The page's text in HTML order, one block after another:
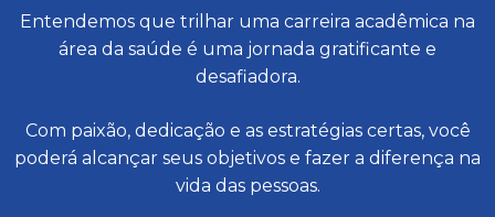
Entendemos que trilhar uma carreira acadêmica na
área da saúde é uma jornada gratificante e
desafiadora.
Com paixão, dedicação e as estratégias certas, você
poderá alcançar seus objetivos e fazer a diferença na
vida das pessoas.